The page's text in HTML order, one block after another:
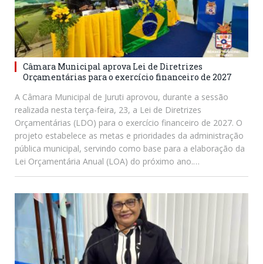
Câmara Municipal aprova Lei de Diretrizes
Orçamentárias para o exercício financeiro de 2027
A Câmara Municipal de Juruti aprovou, durante a sessão
realizada nesta terça-feira, 23, a Lei de Diretrizes
Orçamentárias (LDO) para o exercício financeiro de 2027. O
projeto estabelece as metas e prioridades da administração
pública municipal, servindo como base para a elaboração da
Lei Orçamentária Anual (LOA) do próximo ano.…